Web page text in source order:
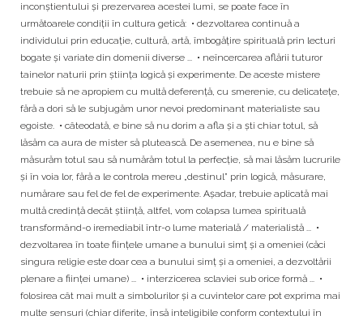
inconştientului şi prezervarea acestei lumi, se poate face în
următoarele condiţii în cultura getică: • dezvoltarea continuă a
individului prin educaţie, cultură, artă, îmbogăţire spirituală prin lecturi
bogate şi variate din domenii diverse ... • neîncercarea aflării tuturor
tainelor naturii prin ştiinţa logică şi experimente. De aceste mistere
trebuie să ne apropiem cu multă deferenţă, cu smerenie, cu delicateţe,
fără a dori să le subjugăm unor nevoi predominant materialiste sau
egoiste. • câteodată, e bine să nu dorim a afla şi a şti chiar totul, să
lăsăm ca aura de mister să plutească. De asemenea, nu e bine să
măsurăm totul sau să numărăm totul la perfecţie, să mai lăsăm lucrurile
şi în voia lor, fără a le controla mereu „destinul” prin logică, măsurare,
numărare sau fel de fel de experimente. Aşadar, trebuie aplicată mai
multă credinţă decât ştiinţă, altfel, vom colapsa lumea spirituală
transformând-o iremediabil într-o lume materială / materialistă ... •
dezvoltarea în toate fiinţele umane a bunului simţ şi a omeniei (căci
singura religie este doar cea a bunului simţ şi a omeniei, a dezvoltării
plenare a fiinţei umane) ... • interzicerea sclaviei sub orice formă ... •
folosirea cât mai mult a simbolurilor şi a cuvintelor care pot exprima mai
multe sensuri (chiar diferite, însă inteligibile conform contextului în